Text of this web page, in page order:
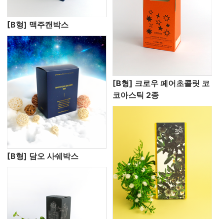
[B형] 맥주캔박스
[B형] 담오 사쉐박스
[B형] 크로우 페어초콜릿 코
코아스틱 2종